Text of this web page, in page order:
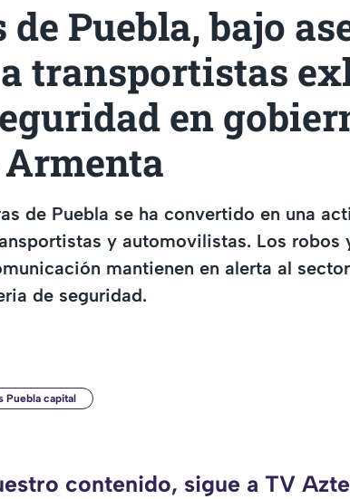
Puebla, bajo
transportistas
en
de Puebla se ha convertido en una
y automovilistas. Los robos
mantienen en alerta al
de seguridad.
Puebla capital
contenido, sigue a TV